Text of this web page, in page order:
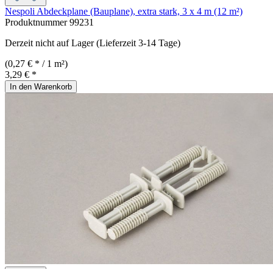
Nespoli Abdeckplane (Bauplane), extra stark, 3 x 4 m (12 m²)
Produktnummer99231
Derzeit nicht auf Lager (Lieferzeit 3-14 Tage)
(0,27 € * / 1 m²)
3,29 € *
In den Warenkorb